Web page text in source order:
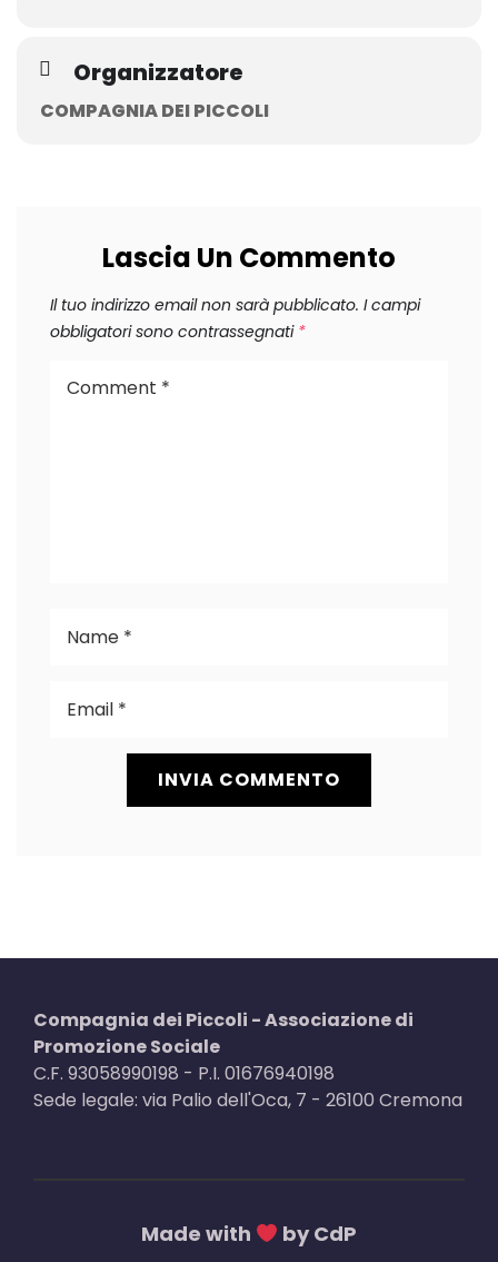
Organizzatore
COMPAGNIA DEI PICCOLI
Lascia Un Commento
Il tuo indirizzo email non sarà pubblicato. I campi
obbligatori sono contrassegnati *
Compagnia dei Piccoli - Associazione di
Promozione Sociale
C.F. 93058990198 - P.I. 01676940198
Sede legale: via Palio dell'Oca, 7 - 26100 Cremona
Made with by CdP